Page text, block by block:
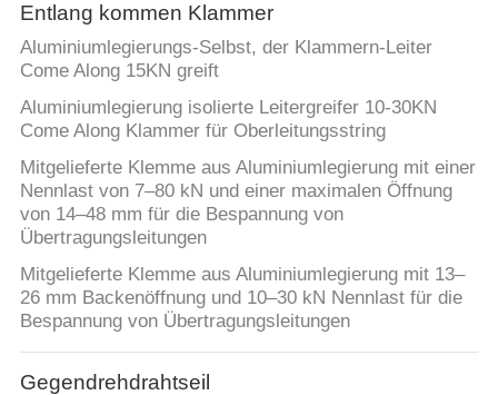
Entlang kommen Klammer
Aluminiumlegierungs-Selbst, der Klammern-Leiter
Come Along 15KN greift
Aluminiumlegierung isolierte Leitergreifer 10-30KN
Come Along Klammer für Oberleitungsstring
Mitgelieferte Klemme aus Aluminiumlegierung mit einer
Nennlast von 7–80 kN und einer maximalen Öffnung
von 14–48 mm für die Bespannung von
Übertragungsleitungen
Mitgelieferte Klemme aus Aluminiumlegierung mit 13–
26 mm Backenöffnung und 10–30 kN Nennlast für die
Bespannung von Übertragungsleitungen
Gegendrehdrahtseil